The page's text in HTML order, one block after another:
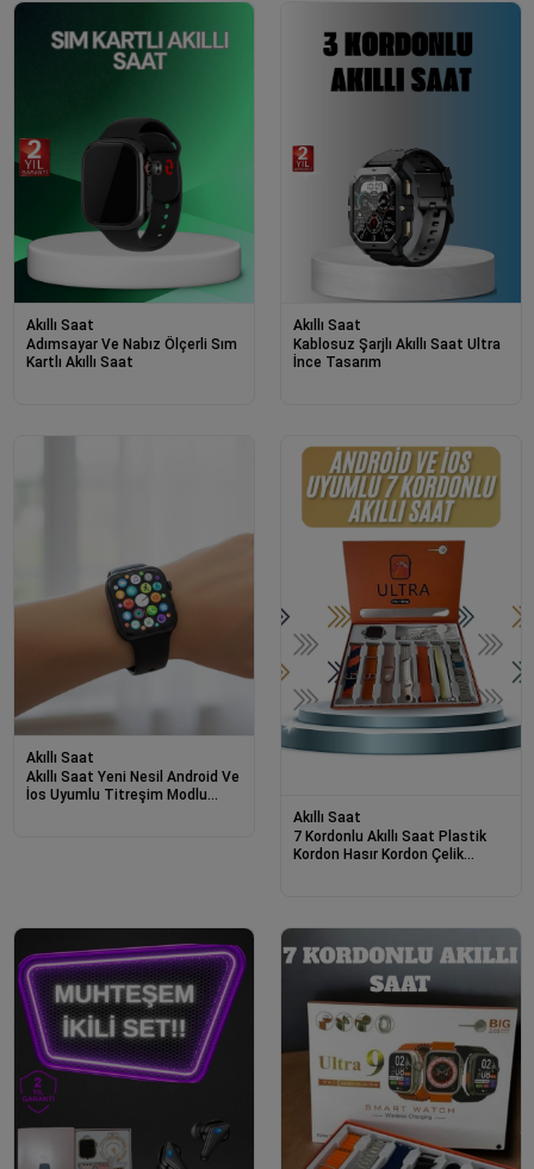
Akıllı Saat
Adımsayar Ve Nabız Ölçerli Sım
Kartlı Akıllı Saat
Akıllı Saat
Kablosuz Şarjlı Akıllı Saat Ultra
İnce Tasarım
Akıllı Saat
Akıllı Saat Yeni Nesil Android Ve
İos Uyumlu Titreşim Modlu
Akıllı Saat
7 Kordonlu Akıllı Saat Plastik
Kordon Hasır Kordon Çelik